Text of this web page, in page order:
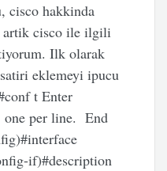
cisco hakkinda
artik cisco ile ilgili
Ilk olarak
eklemeyi ipucu
t Enter
one per line. End
if)#description